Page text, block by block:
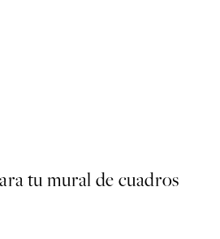
tu mural de cuadros